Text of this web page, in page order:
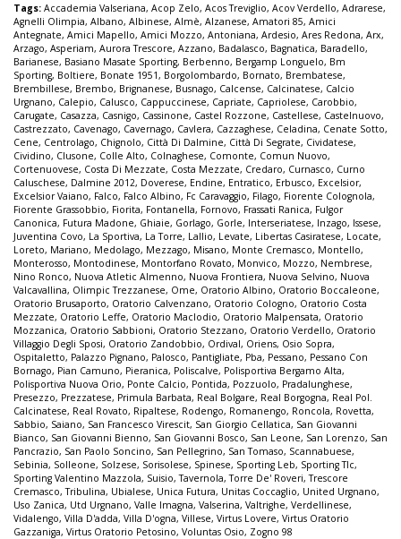
Tags: Accademia Valseriana, Acop Zelo, Acos Treviglio, Acov Verdello, Adrarese,
Agnelli Olimpia, Albano, Albinese, Almè, Alzanese, Amatori 85, Amici
Antegnate, Amici Mapello, Amici Mozzo, Antoniana, Ardesio, Ares Redona, Arx,
Arzago, Asperiam, Aurora Trescore, Azzano, Badalasco, Bagnatica, Baradello,
Barianese, Basiano Masate Sporting, Berbenno, Bergamp Longuelo, Bm
Sporting, Boltiere, Bonate 1951, Borgolombardo, Bornato, Brembatese,
Brembillese, Brembo, Brignanese, Busnago, Calcense, Calcinatese, Calcio
Urgnano, Calepio, Calusco, Cappuccinese, Capriate, Capriolese, Carobbio,
Carugate, Casazza, Casnigo, Cassinone, Castel Rozzone, Castellese, Castelnuovo,
Castrezzato, Cavenago, Cavernago, Cavlera, Cazzaghese, Celadina, Cenate Sotto,
Cene, Centrolago, Chignolo, Città Di Dalmine, Città Di Segrate, Cividatese,
Cividino, Clusone, Colle Alto, Colnaghese, Comonte, Comun Nuovo,
Cortenuovese, Costa Di Mezzate, Costa Mezzate, Credaro, Curnasco, Curno
Caluschese, Dalmine 2012, Doverese, Endine, Entratico, Erbusco, Excelsior,
Excelsior Vaiano, Falco, Falco Albino, Fc Caravaggio, Filago, Fiorente Colognola,
Fiorente Grassobbio, Fiorita, Fontanella, Fornovo, Frassati Ranica, Fulgor
Canonica, Futura Madone, Ghiaie, Gorlago, Gorle, Interseriatese, Inzago, Issese,
Juventina Covo, La Sportiva, La Torre, Lallio, Levate, Libertas Casiratese, Locate,
Loreto, Mariano, Medolago, Mezzago, Misano, Monte Cremasco, Montello,
Monterosso, Montodinese, Montorfano Rovato, Monvico, Mozzo, Nembrese,
Nino Ronco, Nuova Atletic Almenno, Nuova Frontiera, Nuova Selvino, Nuova
Valcavallina, Olimpic Trezzanese, Ome, Oratorio Albino, Oratorio Boccaleone,
Oratorio Brusaporto, Oratorio Calvenzano, Oratorio Cologno, Oratorio Costa
Mezzate, Oratorio Leffe, Oratorio Maclodio, Oratorio Malpensata, Oratorio
Mozzanica, Oratorio Sabbioni, Oratorio Stezzano, Oratorio Verdello, Oratorio
Villaggio Degli Sposi, Oratorio Zandobbio, Ordival, Oriens, Osio Sopra,
Ospitaletto, Palazzo Pignano, Palosco, Pantigliate, Pba, Pessano, Pessano Con
Bornago, Pian Camuno, Pieranica, Poliscalve, Polisportiva Bergamo Alta,
Polisportiva Nuova Orio, Ponte Calcio, Pontida, Pozzuolo, Pradalunghese,
Presezzo, Prezzatese, Primula Barbata, Real Bolgare, Real Borgogna, Real Pol.
Calcinatese, Real Rovato, Ripaltese, Rodengo, Romanengo, Roncola, Rovetta,
Sabbio, Saiano, San Francesco Virescit, San Giorgio Cellatica, San Giovanni
Bianco, San Giovanni Bienno, San Giovanni Bosco, San Leone, San Lorenzo, San
Pancrazio, San Paolo Soncino, San Pellegrino, San Tomaso, Scannabuese,
Sebinia, Solleone, Solzese, Sorisolese, Spinese, Sporting Leb, Sporting Tlc,
Sporting Valentino Mazzola, Suisio,Tavernola,Torre De' Roveri,Trescore
Cremasco,Tribulina, Ubialese, Unica Futura, Unitas Coccaglio, United Urgnano,
Uso Zanica, Utd Urgnano, Valle Imagna, Valserina, Valtrighe, Verdellinese,
Vidalengo, Villa D'adda, Villa D'ogna, Villese, Virtus Lovere, Virtus Oratorio
Gazzaniga, Virtus Oratorio Petosino, Voluntas Osio, Zogno 98